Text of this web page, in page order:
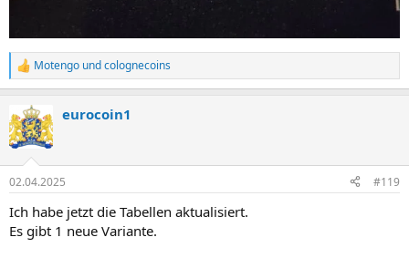
R
e
k
t
i
e
:
Motengo undcolognecoins
eurocoin1
02.04.2025 #119
Ich habe jetzt die Tabellen aktualisiert.
Es gibt 1 neue Variante.